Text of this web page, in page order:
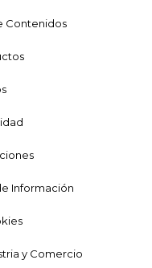
Contenidos
Información
y Comercio